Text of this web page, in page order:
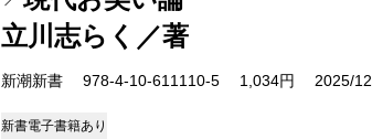
立川志らく／著
新潮新書 978-4-10-611110-5 1,034円 2025/
新書電子書籍あり